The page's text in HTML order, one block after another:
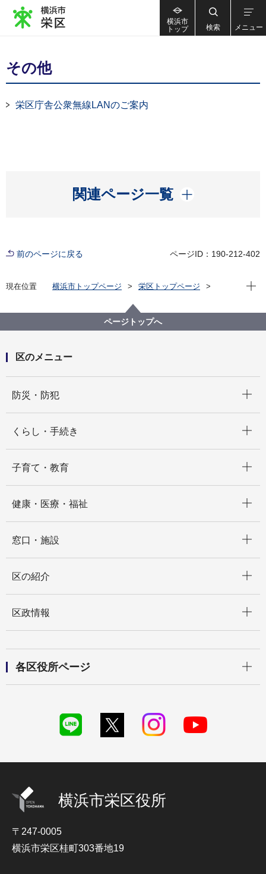
横浜市
トップ
検索 メニュー
その他
栄区庁舎公衆無線LANのご案内
関連ページ一覧
開く
前のページに戻る ページID：190-212-402
現在位置 横浜市トップページ
栄区トップページ
現在
ページトップへ
区のメニュー
防災・防犯
くらし・手続き
子育て・教育
健康・医療・福祉
窓口・施設
区の紹介
区政情報
各区役所ページ
横浜市栄区役所
〒247-0005
横浜市栄区桂町303番地19